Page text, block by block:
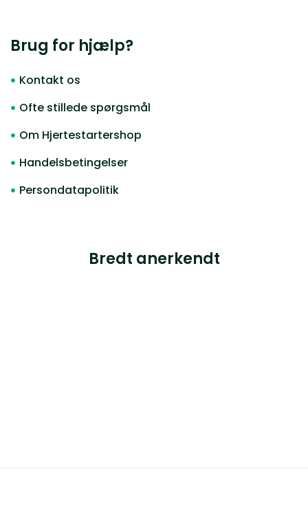
Brug for hjælp?
Kontakt os
Ofte stillede spørgsmål
Om Hjertestartershop
Handelsbetingelser
Persondatapolitik
Bredt anerkendt